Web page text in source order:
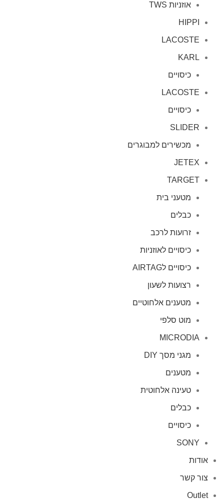
אוזניות TWS
HIPPI
LACOSTE
KARL
כיסויים
LACOSTE
כיסויים
SLIDER
מכשירים למבוגרים
JETEX
TARGET
מטעני בית
כבלים
זרועות לרכב
כיסויים לאוזניות
כיסויים לAIRTAG
רצועות לשעון
מטענים אלחוטיים
מוט סלפי
MICRODIA
מגני מסך DIY
מטענים
טעינה אלחוטית
כבלים
כיסויים
SONY
אודות
צור קשר
Outlet